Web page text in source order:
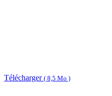
Télécharger ( 8,5 Mo )